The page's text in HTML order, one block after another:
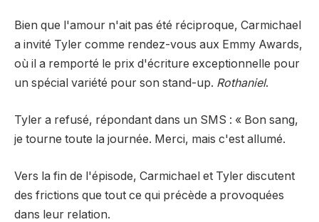
Bien que l'amour n'ait pas été réciproque, Carmichael
a invité Tyler comme rendez-vous aux Emmy Awards,
où il a remporté le prix d'écriture exceptionnelle pour
un spécial variété pour son stand-up. Rothaniel.
Tyler a refusé, répondant dans un SMS : « Bon sang,
je tourne toute la journée. Merci, mais c'est allumé.
Vers la fin de l'épisode, Carmichael et Tyler discutent
des frictions que tout ce qui précède a provoquées
dans leur relation.